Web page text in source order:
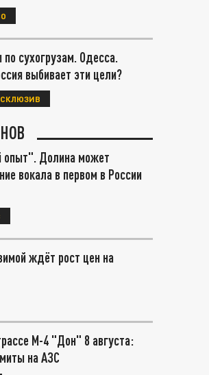
сухогрузам. Одесса.
выбивает эти цели?
опыт". Долина может
вокала в первом в России
ждёт рост цен на
М-4 "Дон" 8 августа:
на АЗС